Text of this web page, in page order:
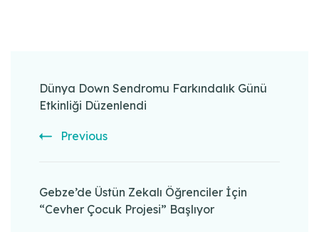
Navigation
Dünya Down Sendromu Farkındalık Günü
Etkinliği Düzenlendi
Previous
Gebze’de Üstün Zekalı Öğrenciler İçin
“Cevher Çocuk Projesi” Başlıyor